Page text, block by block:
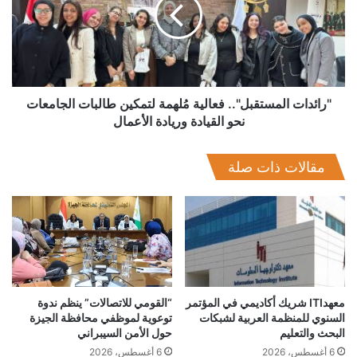
العامل الأساسي لتوفير شاشة فائقة السلاسة.
علاوة على ذلك، ولضمان بقاء الشاشة بحالة مثالية مع مرور الوقت،
يأتي Find N6 مزودًا بزجاج Auto-Smoothing Flex Glass، الذي
لتمكين
طالبات
الجامعات
نحو
القيادة
وريادة"رائدات المستقبل".. فعالية مُلهمة لتمكين طالبات الجامعات
نحو القيادة وريادة الأعمال
مقالات ذات صلة
معهدITI شريك أكاديمي في المؤتمر
السنوي للمنظمة العربية لشبكات
البحث والتعليم
6 أغسطس، 2026
“القومي للاتصالات” ينظم ندوة
توعوية لموظفي محافظة الجيزة
حول الأمن السيبراني
6 أغسطس، 2026